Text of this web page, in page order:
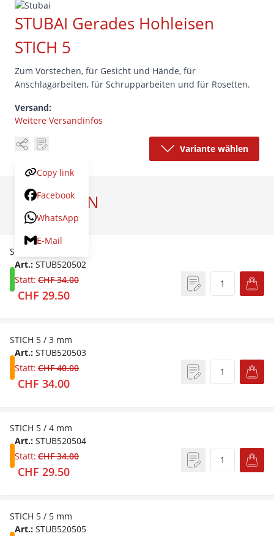
STUBAI Gerades Hohleisen
STICH 5
Zum Vorstechen, für Gesicht und Hände, für
Anschlagarbeiten, für Schrupparbeiten und für Rosetten.
Versand:
Weitere Versandinfos
Copy link
Facebook
WhatsApp
E-Mail
Variante wählen
VARIANTEN
Artikel Preis
STICH 5 / 2 mm
Art.: STUB520502
Statt: CHF 34.00
CHF 29.50
STICH 5 / 3 mm
Art.: STUB520503
Statt: CHF 40.00
CHF 34.00
STICH 5 / 4 mm
Art.: STUB520504
Statt: CHF 34.00
CHF 29.50
STICH 5 / 5 mm
Art.: STUB520505